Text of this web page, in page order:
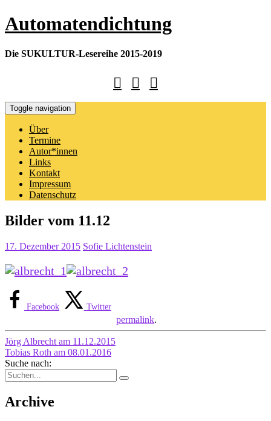
Skip
to
Automatendichtung
Die SUKULTUR-Lesereihe 2015-2019
Toggle navigation
Über
Termine
Autor*innen
Links
Kontakt
Impressum
Datenschutz
Bilder vom 11.12
17. Dezember 2015 Sofie Lichtenstein
Facebook Twitter
permalink.
Beitrags-
Navigation
Jörg Albrecht am 11.12.2015
Tobias Roth am 08.01.2016
Suche nach:
Archive